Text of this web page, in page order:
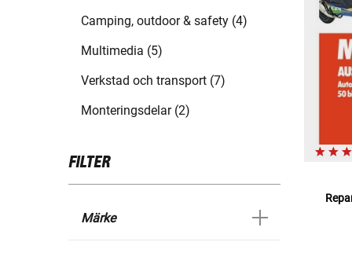
Camping, outdoor & safety (4)
Multimedia (5)
Verkstad och transport (7)
Monteringsdelar (2)
FILTER
Märke